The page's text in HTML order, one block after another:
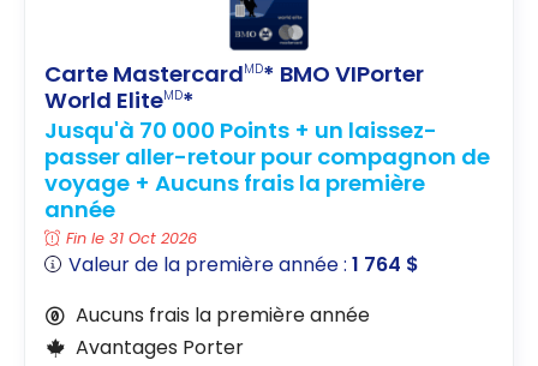
Carte MastercardMD* BMO VIPorter
World EliteMD*
Jusqu'à 70 000 Points + un laissez-
passer aller-retour pour compagnon de
voyage + Aucuns frais la première
année
Fin le 31 Oct 2026
Valeur de la première année :1 764 $
Aucuns frais la première année
Avantages Porter